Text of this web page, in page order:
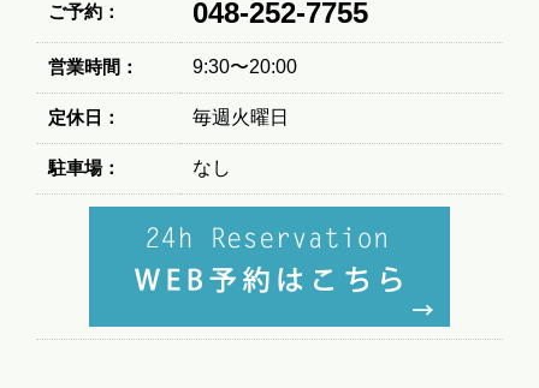
ご予約： 048-252-7755
営業時間： 9:30〜20:00
定休日： 毎週火曜日
駐車場： なし